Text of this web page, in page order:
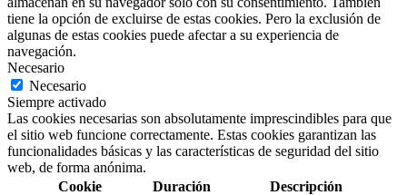
tiene la opción de excluirse de estas cookies. Pero la exclusión de
algunas de estas cookies puede afectar a su experiencia de
navegación.
Necesario
Necesario
Siempre activado
Las cookies necesarias son absolutamente imprescindibles para que
el sitio web funcione correctamente. Estas cookies garantizan las
funcionalidades básicas y las características de seguridad del sitio
web, de forma anónima.
Cookie
Duración Descripción